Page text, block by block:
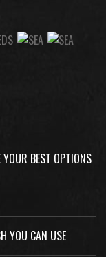
BEST OPTIONS
YOU CAN USE